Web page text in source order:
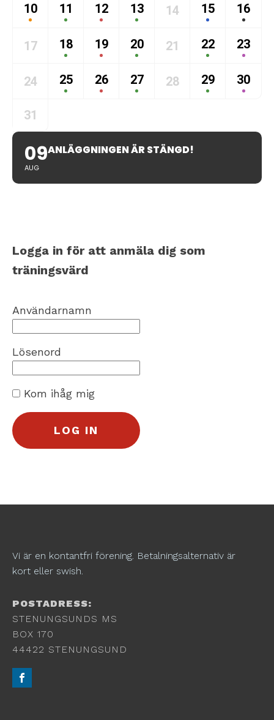
10 11 12 13 14 15 16
17 18 19 20 21 22 23
24 25 26 27 28 29 30
31
09
AUG
ANLÄGGNINGEN ÄR STÄNGD!
Logga in för att anmäla dig som
träningsvärd
Användarnamn
Lösenord
Kom ihåg mig
Vi är en kontantfri förening. Betalningsalternativ är
kort eller swish.
POSTADRESS:
STENUNGSUNDS MS
BOX 170
44422 STENUNGSUND